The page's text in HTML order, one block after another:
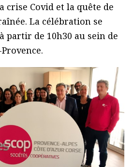
crise Covid et la quête de
La célébration se
partir de 10h30 au sein de